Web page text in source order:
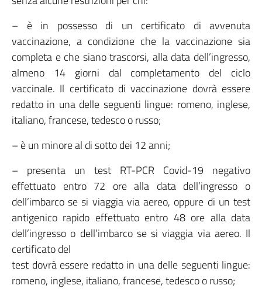
– è in possesso di un certificato di avvenuta
vaccinazione, a condizione che la vaccinazione sia
completa e che siano trascorsi, alla data dell’ingresso,
almeno 14 giorni dal completamento del ciclo
vaccinale. Il certificato di vaccinazione dovrà essere
redatto in una delle seguenti lingue: romeno, inglese,
italiano, francese, tedesco o russo;
– è un minore al di sotto dei 12 anni;
– presenta un test RT-PCR Covid-19 negativo
effettuato entro 72 ore alla data dell’ingresso o
dell’imbarco se si viaggia via aereo, oppure di un test
antigenico rapido effettuato entro 48 ore alla data
dell’ingresso o dell’imbarco se si viaggia via aereo. Il
certificato del
test dovrà essere redatto in una delle seguenti lingue:
romeno, inglese, italiano, francese, tedesco o russo;